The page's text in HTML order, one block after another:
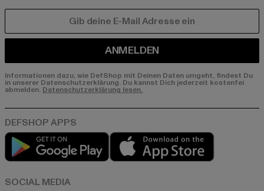
ANMELDEN
Informationen dazu, wie DefShop mit Deinen Daten umgeht, findest Du
in unserer Datenschutzerklärung. Du kannst Dich jederzeit kostenfei
abmelden. Datenschutzerklärung lesen.
Play market